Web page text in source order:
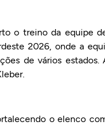
o treino da equipe
2026, onde a
de vários
o elenco